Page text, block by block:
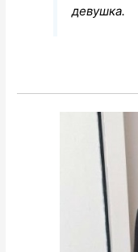
девушка.